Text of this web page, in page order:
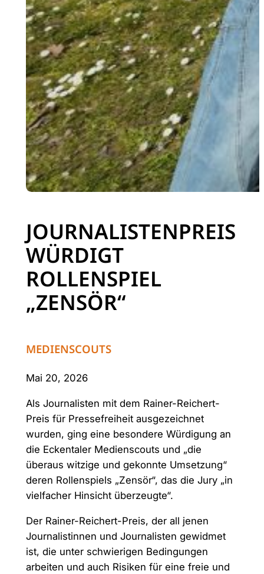
JOURNALISTENPREIS
WÜRDIGT
ROLLENSPIEL
„ZENSÖR“
MEDIENSCOUTS
Mai 20, 2026
Als Journalisten mit dem Rainer-Reichert-
Preis für Pressefreiheit ausgezeichnet
wurden, ging eine besondere Würdigung an
die Eckentaler Medienscouts und „die
überaus witzige und gekonnte Umsetzung“
deren Rollenspiels „Zensör“, das die Jury „in
vielfacher Hinsicht überzeugte“.
Der Rainer-Reichert-Preis, der all jenen
Journalistinnen und Journalisten gewidmet
ist, die unter schwierigen Bedingungen
arbeiten und auch Risiken für eine freie und